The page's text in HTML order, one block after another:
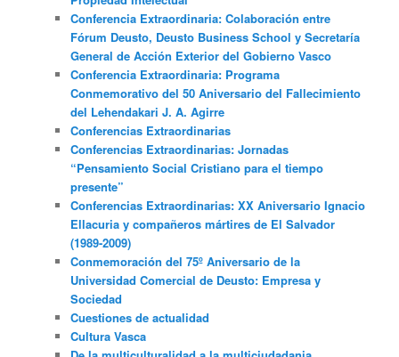
Conferencia Extraordinaria: Colaboración entre
Fórum Deusto, Deusto Business School y Secretaría
General de Acción Exterior del Gobierno Vasco
Conferencia Extraordinaria: Programa
Conmemorativo del 50 Aniversario del Fallecimiento
del Lehendakari J. A. Agirre
Conferencias Extraordinarias
Conferencias Extraordinarias: Jornadas
“Pensamiento Social Cristiano para el tiempo
presente”
Conferencias Extraordinarias: XX Aniversario Ignacio
Ellacuria y compañeros mártires de El Salvador
(1989-2009)
Conmemoración del 75º Aniversario de la
Universidad Comercial de Deusto: Empresa y
Sociedad
Cuestiones de actualidad
Cultura Vasca